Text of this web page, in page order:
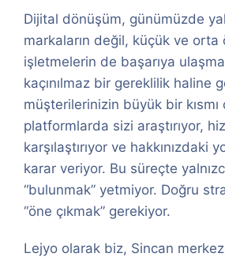
Dijital dönüşüm, günümüzde
markaların değil, küçük ve orta
işletmelerin de başarıya
kaçınılmaz bir gereklilik haline
müşterilerinizin büyük bir kısmı
platformlarda sizi araştırıyor,
karşılaştırıyor ve hakkınızdaki
karar veriyor. Bu süreçte
“bulunmak” yetmiyor. Doğru
“öne çıkmak” gerekiyor.
Lejyo olarak biz, Sincan